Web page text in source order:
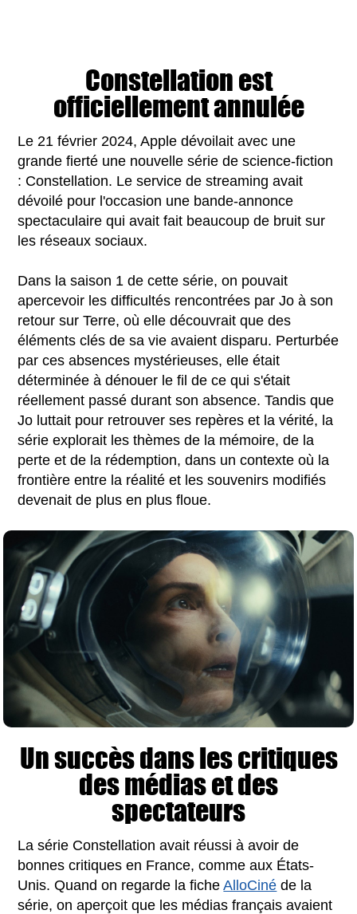
Constellation est
officiellement annulée
Le 21 février 2024, Apple dévoilait avec une
grande fierté une nouvelle série de science-fiction
: Constellation. Le service de streaming avait
dévoilé pour l'occasion une bande-annonce
spectaculaire qui avait fait beaucoup de bruit sur
les réseaux sociaux.
Dans la saison 1 de cette série, on pouvait
apercevoir les difficultés rencontrées par Jo à son
retour sur Terre, où elle découvrait que des
éléments clés de sa vie avaient disparu. Perturbée
par ces absences mystérieuses, elle était
déterminée à dénouer le fil de ce qui s'était
réellement passé durant son absence. Tandis que
Jo luttait pour retrouver ses repères et la vérité, la
série explorait les thèmes de la mémoire, de la
perte et de la rédemption, dans un contexte où la
frontière entre la réalité et les souvenirs modifiés
devenait de plus en plus floue.
Un succès dans les critiques
des médias et des
spectateurs
La série Constellation avait réussi à avoir de
bonnes critiques en France, comme aux États-
Unis. Quand on regarde la ficheAlloCiné de la
série, on aperçoit que les médias français avaient